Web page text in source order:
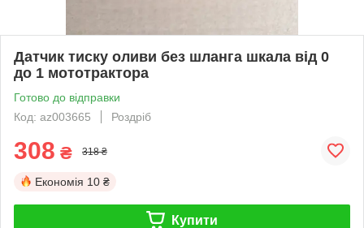
Датчик тиску оливи без шланга шкала від 0
до 1 мототрактора
Готово до відправки
Код: az003665
Роздріб
308 ₴ 318 ₴
Економія 10 ₴
Купити